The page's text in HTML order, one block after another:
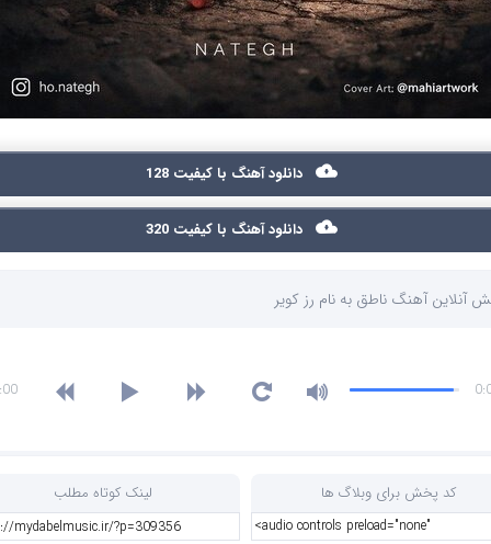
دانلود آهنگ با کیفیت 128
دانلود آهنگ با کیفیت 320
آنلاین آهنگ ناطق به نام رز کویر
کد پخش برای وبلاگ ها لینک کوتاه مطلب